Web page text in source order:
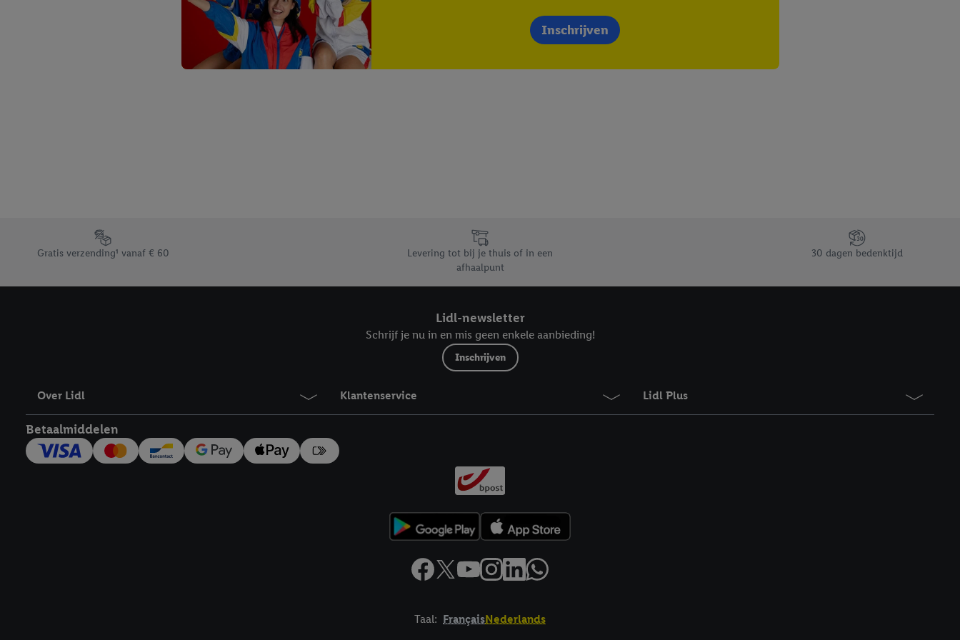
Inschrijven
Footerelement met de verschillende USPs van Lidl.be
Gratis verzending¹ vanaf € 60
Levering tot bij je thuis of in een
afhaalpunt
30 dagen bedenktijd
Lidl-newsletter
Schrijf je nu in en mis geen enkele aanbieding!
Inschrijven
Over Lidl Klantenservice Lidl Plus
Betaalmiddelen
Taal: FrançaisNederlands